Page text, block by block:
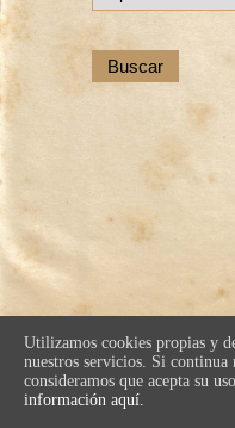
Utilizamos cookies propias y
nuestros servicios. Si continua
consideramos que acepta su
información aquí.